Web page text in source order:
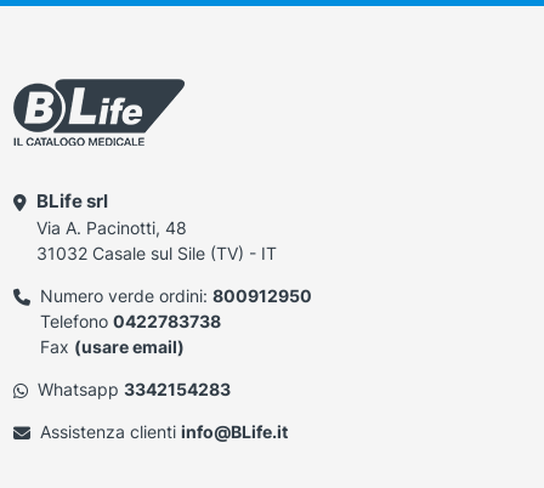
BLife srl
Via A. Pacinotti, 48
31032 Casale sul Sile (TV) - IT
Numero verde ordini: 800912950
Telefono 0422783738
Fax (usare email)
Whatsapp 3342154283
Assistenza clienti info@BLife.it